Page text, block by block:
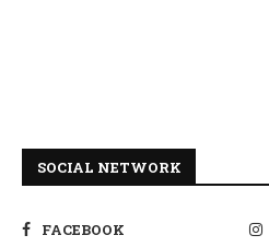
SOCIAL NETWORK
FACEBOOK